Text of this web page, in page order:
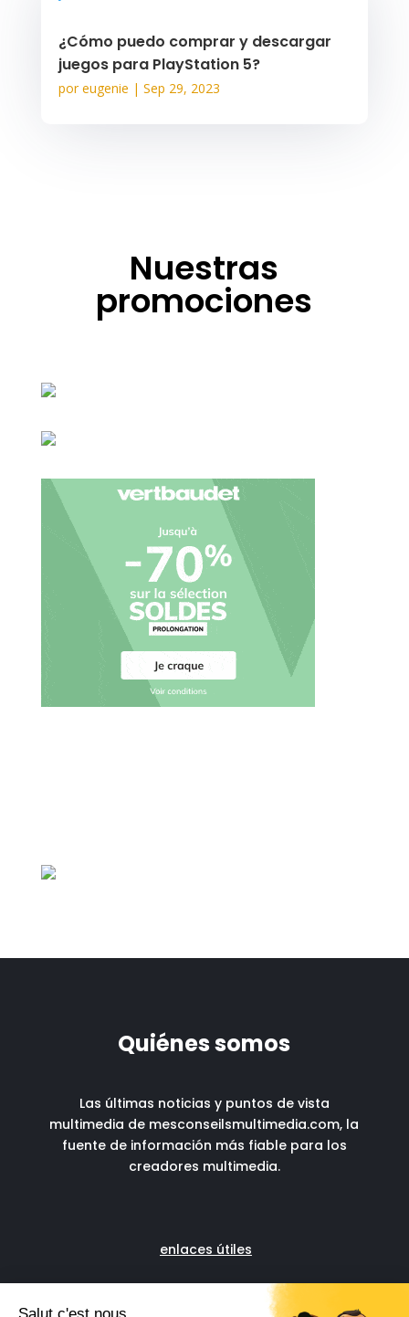
¿Cómo puedo comprar y descargar
juegos para PlayStation 5?
poreugenie | Sep 29, 2023
Nuestras
promociones
Quiénes somos
Las últimas noticias y puntos de vista
multimedia de mesconseilsmultimedia.com, la
fuente de información más fiable para los
creadores multimedia.
enlaces útiles
Soporte administrativo